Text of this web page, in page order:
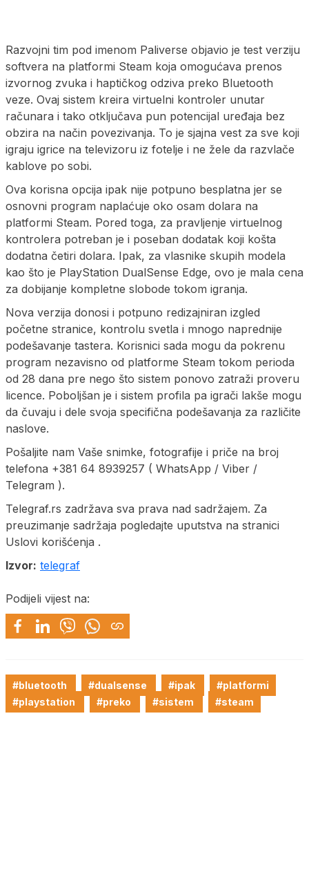
Razvojni tim pod imenom Paliverse objavio je test verziju
softvera na platformi Steam koja omogućava prenos
izvornog zvuka i haptičkog odziva preko Bluetooth
veze. Ovaj sistem kreira virtuelni kontroler unutar
računara i tako otključava pun potencijal uređaja bez
obzira na način povezivanja. To je sjajna vest za sve koji
igraju igrice na televizoru iz fotelje i ne žele da razvlače
kablove po sobi.
Ova korisna opcija ipak nije potpuno besplatna jer se
osnovni program naplaćuje oko osam dolara na
platformi Steam. Pored toga, za pravljenje virtuelnog
kontrolera potreban je i poseban dodatak koji košta
dodatna četiri dolara. Ipak, za vlasnike skupih modela
kao što je PlayStation DualSense Edge, ovo je mala cena
za dobijanje kompletne slobode tokom igranja.
Nova verzija donosi i potpuno redizajniran izgled
početne stranice, kontrolu svetla i mnogo naprednije
podešavanje tastera. Korisnici sada mogu da pokrenu
program nezavisno od platforme Steam tokom perioda
od 28 dana pre nego što sistem ponovo zatraži proveru
licence. Poboljšan je i sistem profila pa igrači lakše mogu
da čuvaju i dele svoja specifična podešavanja za različite
naslove.
Pošaljite nam Vaše snimke, fotografije i priče na broj
telefona +381 64 8939257 ( WhatsApp / Viber /
Telegram ).
Telegraf.rs zadržava sva prava nad sadržajem. Za
preuzimanje sadržaja pogledajte uputstva na stranici
Uslovi korišćenja .
Izvor: telegraf
Podijeli vijest na:
#bluetooth #dualsense #ipak
#platformi
#playstation
#preko #sistem #steam